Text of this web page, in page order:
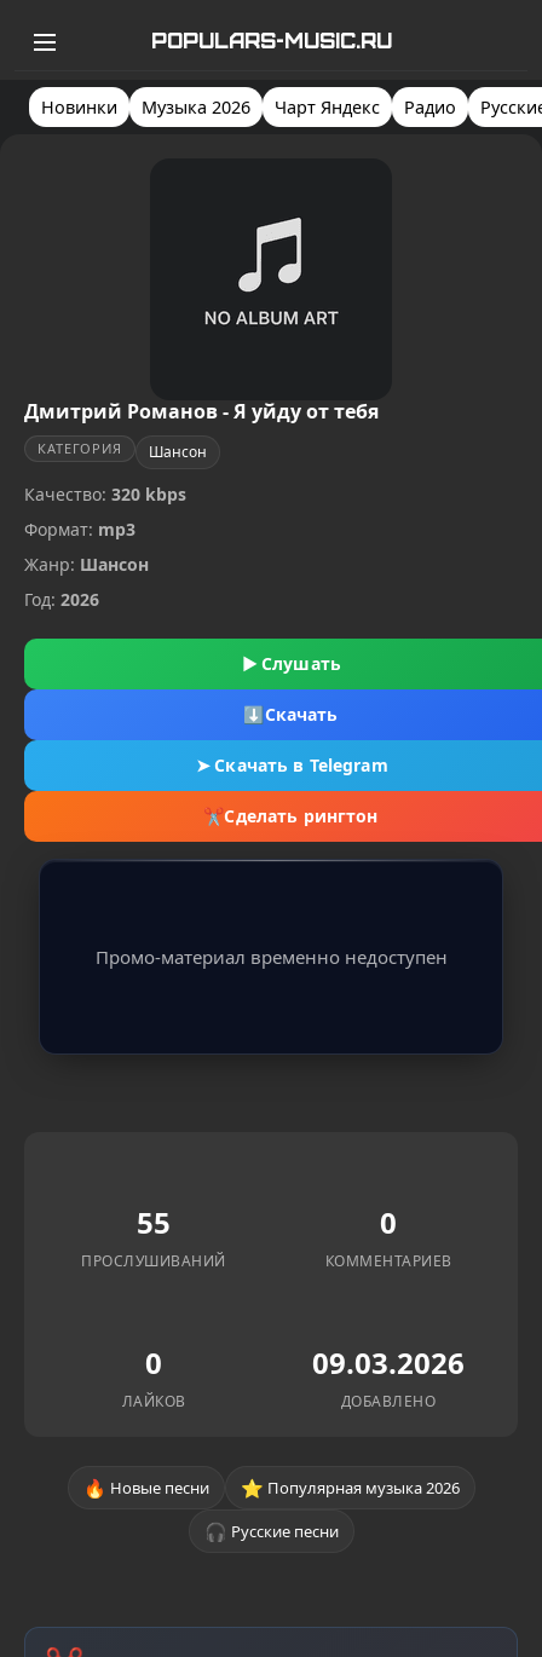
POPULARS-MUSIC.RU
Новинки Музыка 2026 Чарт Яндекс Радио
Дмитрий Романов - Я уйду от тебя
КАТЕГОРИЯ Шансон
Качество: 320 kbps
Формат: mp3
Жанр: Шансон
Год: 2026
▶ Слушать
⬇Скачать
➤Скачать в Telegram
✂Сделать рингтон
Промо-материал временно недоступен
55
ПРОСЛУШИВАНИЙ
0
КОММЕНТАРИЕВ
0
ЛАЙКОВ
09.03.2026
ДОБАВЛЕНО
🔥 Новые песни ⭐ Популярная музыка 2026
🎧 Русские песни